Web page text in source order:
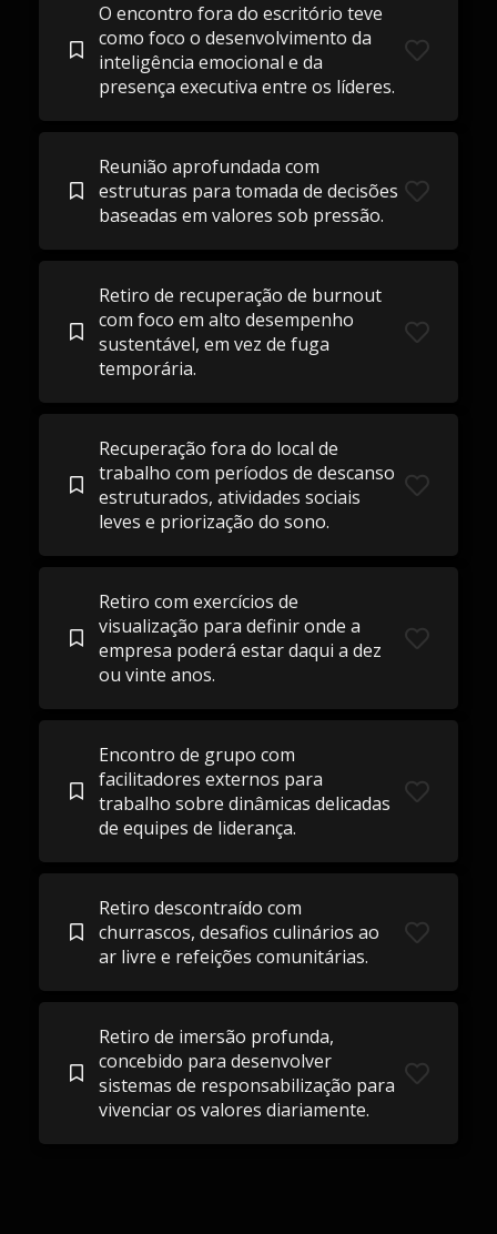
O encontro fora do escritório teve
como foco o desenvolvimento da
inteligência emocional e da
presença executiva entre os líderes.
Reunião aprofundada com
estruturas para tomada de decisões
baseadas em valores sob pressão.
Retiro de recuperação de burnout
com foco em alto desempenho
sustentável, em vez de fuga
temporária.
Recuperação fora do local de
trabalho com períodos de descanso
estruturados, atividades sociais
leves e priorização do sono.
Retiro com exercícios de
visualização para definir onde a
empresa poderá estar daqui a dez
ou vinte anos.
Encontro de grupo com
facilitadores externos para
trabalho sobre dinâmicas delicadas
de equipes de liderança.
Retiro descontraído com
churrascos, desafios culinários ao
ar livre e refeições comunitárias.
Retiro de imersão profunda,
concebido para desenvolver
sistemas de responsabilização para
vivenciar os valores diariamente.